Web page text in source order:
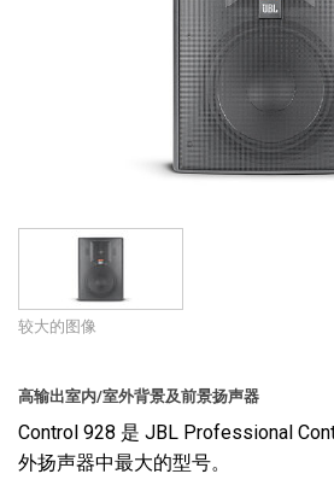
较大的图像
高输出室内/室外背景及前景扬声器
Control 928 是 JBL Professional
外扬声器中最大的型号。